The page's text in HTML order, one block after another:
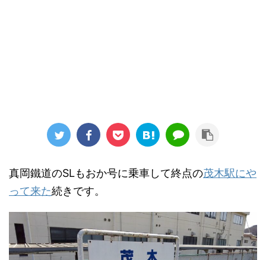
真岡鐵道のSLもおか号に乗車して終点の茂木駅にや
って来た続きです。